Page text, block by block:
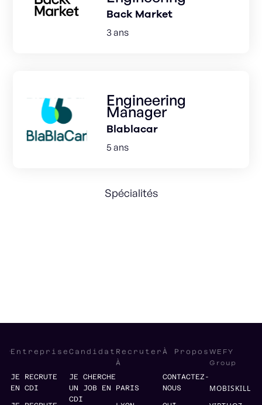
Back Market
3 ans
Engineering
Manager
Blablacar
5 ans
Spécialités
Entreprise
JE RECRUTE
EN CDI
Candidat
JE CHERCHE
UN JOB EN
CDI
Recruter
À
PARIS
À Propos
CONTACTEZ-
NOUS
WEFY
Group
MOBISKILL